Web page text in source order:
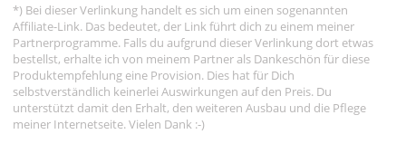
*) Bei dieser Verlinkung handelt es sich um einen sogenannten
Affiliate-Link. Das bedeutet, der Link führt dich zu einem meiner
Partnerprogramme. Falls du aufgrund dieser Verlinkung dort etwas
bestellst, erhalte ich von meinem Partner als Dankeschön für diese
Produktempfehlung eine Provision. Dies hat für Dich
selbstverständlich keinerlei Auswirkungen auf den Preis. Du
unterstützt damit den Erhalt, den weiteren Ausbau und die Pflege
meiner Internetseite. Vielen Dank :-)